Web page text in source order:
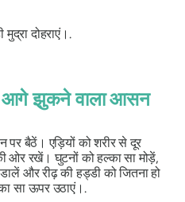
दोहराएं।.
झुकने वाला आसन
पर बैठें। एड़ियों को शरीर से दूर
ओर रखें। घुटनों को हल्का सा मोड़ें,
और रीढ़ की हड्डी को जितना हो
सा ऊपर उठाएं।.